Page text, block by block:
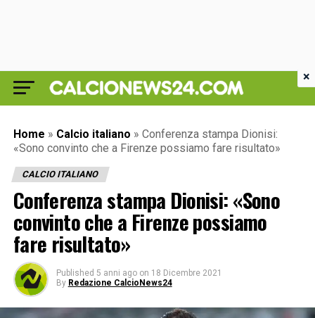
Home » Calcio italiano » Conferenza stampa Dionisi:
«Sono convinto che a Firenze possiamo fare risultato»
CALCIO ITALIANO
Conferenza stampa Dionisi: «Sono
convinto che a Firenze possiamo
fare risultato»
Published 5 anni ago on 18 Dicembre 2021
By Redazione CalcioNews24
×